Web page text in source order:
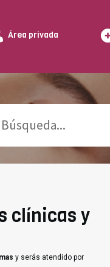
Área privada
clínicas y
y serás atendido por